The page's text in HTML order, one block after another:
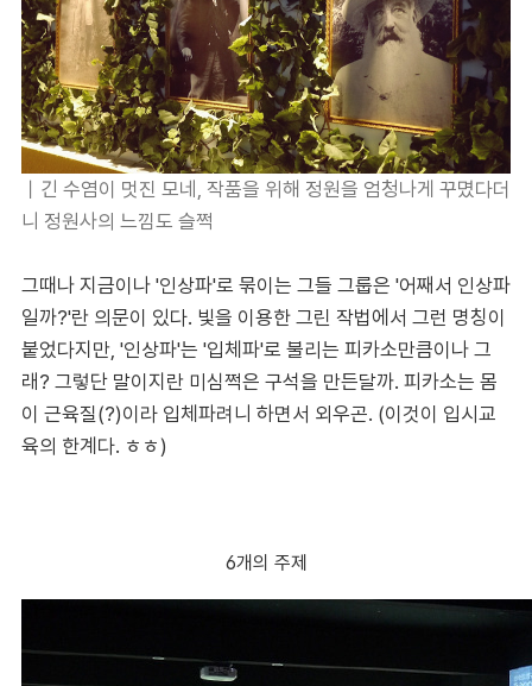
긴 수염이 멋진 모네, 작품을 위해 정원을 엄청나게 꾸몄다더
니 정원사의 느낌도 슬쩍
그때나 지금이나 '인상파'로 묶이는 그들 그룹은 '어째서 인상파
일까?'란 의문이 있다. 빛을 이용한 그린 작법에서 그런 명칭이
붙었다지만, '인상파'는 '입체파'로 불리는 피카소만큼이나 그
래? 그렇단 말이지란 미심쩍은 구석을 만든달까. 피카소는 몸
이 근육질(?)이라 입체파려니 하면서 외우곤. (이것이 입시교
육의 한계다. ㅎㅎ)
6개의 주제